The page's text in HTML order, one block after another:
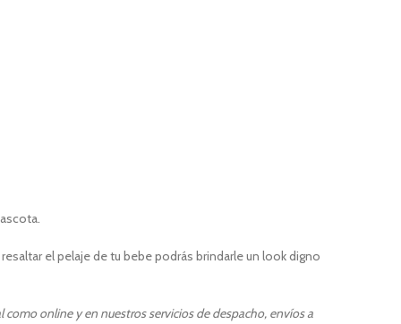
el pelaje de tu bebe podrás brindarle un look digno
online y en nuestros servicios de despacho, envíos a